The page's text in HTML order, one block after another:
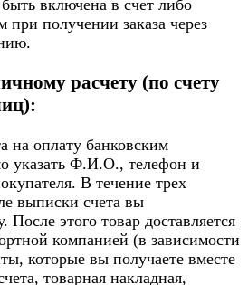
включена в счет либо
при получении заказа через
расчету (по счету
на оплату банковским
указать Ф.И.О., телефон и
В течение трех
выписки счета вы
После этого товар доставляется
компанией (в зависимости
которые вы получаете вместе
товарная накладная,